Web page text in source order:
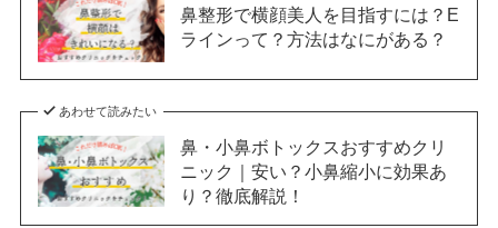
鼻整形で横顔美人を目指すには？E
ラインって？方法はなにがある？
あわせて読みたい
鼻・小鼻ボトックスおすすめクリ
ニック｜安い？小鼻縮小に効果あ
り？徹底解説！